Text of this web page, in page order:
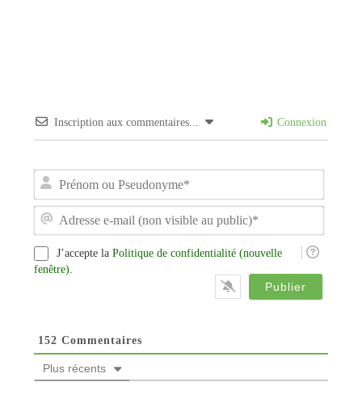
Inscription aux commentaires... Connexion
P
é
o
d
n
A
a
J’accepte la Politique de confidentialité (nouvelle
fenêtre).
152 Commentaires
Plus récents